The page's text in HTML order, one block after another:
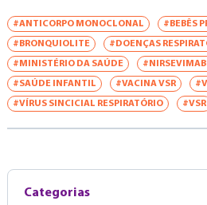
#ANTICORPO MONOCLONAL #BEBÊS
#BRONQUIOLITE #DOENÇAS
#MINISTÉRIO DA SAÚDE
#SAÚDE INFANTIL #VACINA VSR
#VÍRUS SINCICIAL RESPIRATÓRIO #VSR
Categorias